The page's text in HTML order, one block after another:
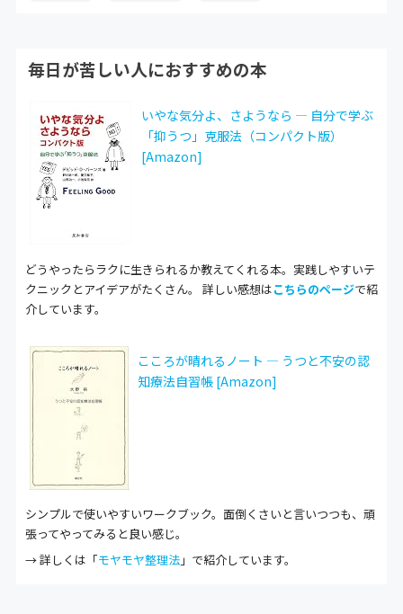
毎日が苦しい人におすすめの本
いやな気分よ、さようなら ― 自分で学ぶ
「抑うつ」克服法（コンパクト版）
[Amazon]
どうやったらラクに生きられるか教えてくれる本。実践しやすいテ
クニックとアイデアがたくさん。 詳しい感想はこちらのページで紹
介しています。
こころが晴れるノート ― うつと不安の認
知療法自習帳 [Amazon]
シンプルで使いやすいワークブック。面倒くさいと言いつつも、頑
張ってやってみると良い感じ。
→ 詳しくは「モヤモヤ整理法」で紹介しています。